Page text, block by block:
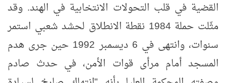
القضية في قلب التحولات الانتخابية في الهند. وقد
مثّلت حملة 1984 نقطة الانطلاق لحشد شعبي استمر
سنوات، وانتهى في 6 ديسمبر 1992 حين جرى هدم
المسجد أمام مرأى قوات الأمن، في حدث صادم